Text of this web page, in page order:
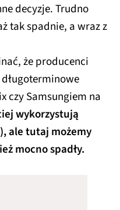
decyzje. Trudno
tak spadnie, a wraz z
że producenci
czy Samsungiem na
wykorzystują
ale tutaj możemy
mocno spadły.